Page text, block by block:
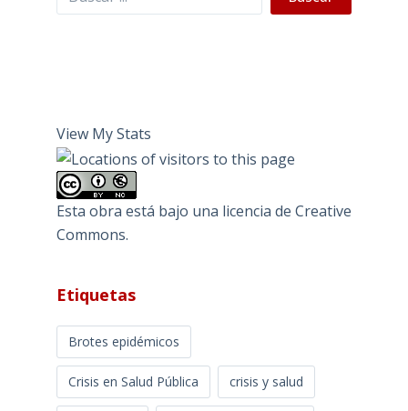
View My Stats
Esta obra está bajo una licencia de Creative
Commons.
Etiquetas
Brotes epidémicos
Crisis en Salud Pública crisis y salud